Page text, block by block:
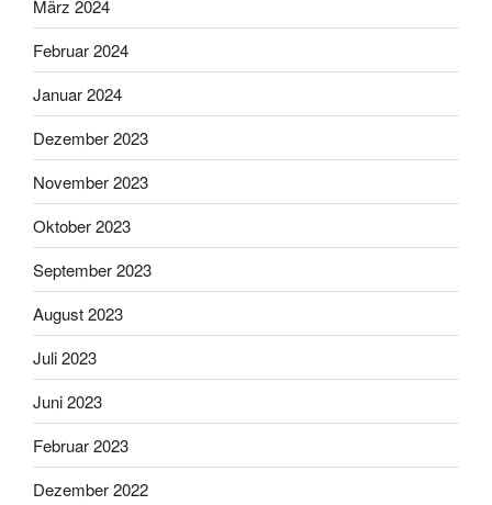
März 2024
Februar 2024
Januar 2024
Dezember 2023
November 2023
Oktober 2023
September 2023
August 2023
Juli 2023
Juni 2023
Februar 2023
Dezember 2022